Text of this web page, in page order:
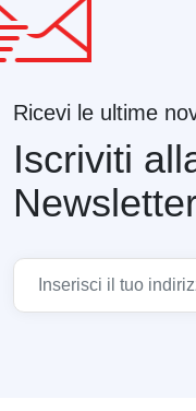
Ricevi le ultime
Iscriviti